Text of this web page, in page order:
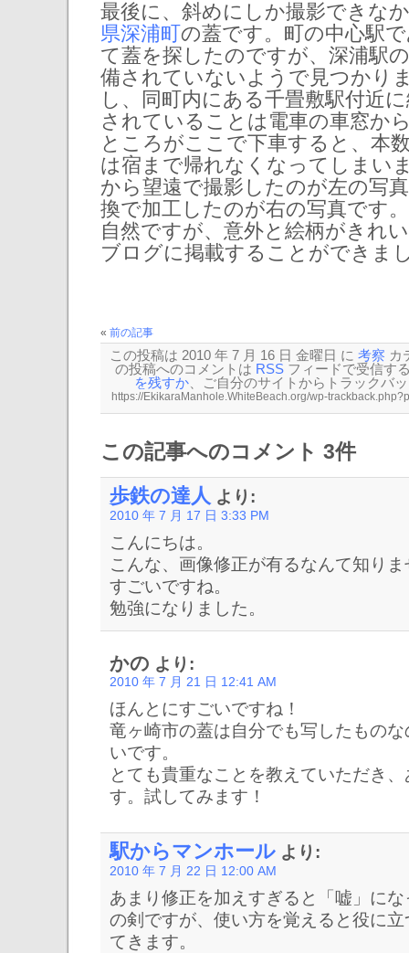
最後に、斜めにしか撮影できな
県深浦町の蓋です。町の中心駅
て蓋を探したのですが、深浦駅
備されていないようで見つかり
し、同町内にある千畳敷駅付近
されていることは電車の車窓か
ところがここで下車すると、本
は宿まで帰れなくなってしまい
から望遠で撮影したのが左の写
換で加工したのが右の写真です
自然ですが、意外と絵柄がきれ
ブログに掲載することができま
« 前の記事
この投稿は 2010 年 7 月 16 日 金曜日 に 考察 カ
の投稿へのコメントは RSS フィードで受信す
を残すか 、ご自分のサイトから トラックバ
この記事へのコメント 3件
歩鉄の達人 より:
2010 年 7 月 17 日 3:33 PM
こんにちは。
こんな、画像修正が有るなんて知り
すごいですね。
勉強になりました。
かの より:
2010 年 7 月 21 日 12:41 AM
ほんとにすごいですね！
竜ヶ崎市の蓋は自分でも写したもの
いです。
とても貴重なことを教えていただき
す。試してみます！
駅からマンホール より:
2010 年 7 月 22 日 12:00 AM
あまり修正を加えすぎると「嘘」に
の剣ですが、使い方を覚えると役に
てきます。